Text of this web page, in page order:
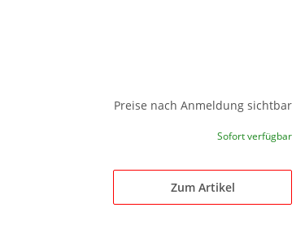
Preise nach Anmeldung sichtbar
Sofort verfügbar
Zum Artikel